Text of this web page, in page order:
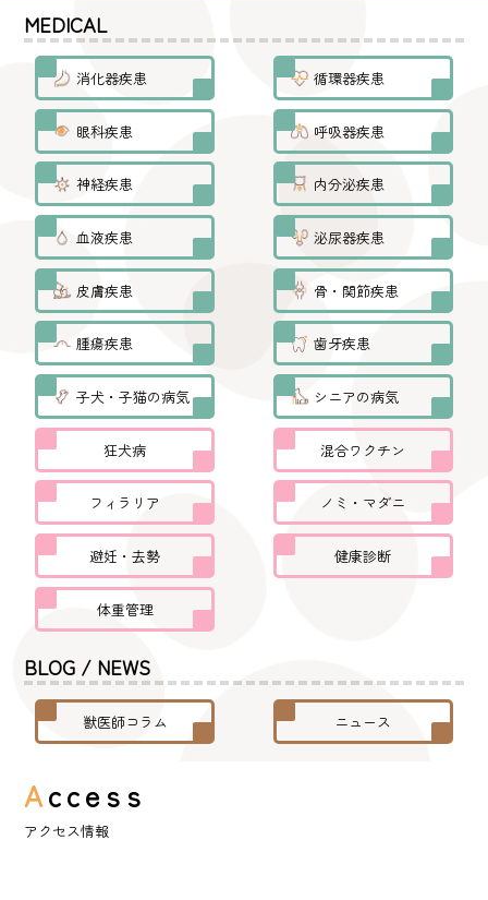
MEDICAL
消化器疾患 循環器疾患
眼科疾患 呼吸器疾患
神経疾患 内分泌疾患
血液疾患 泌尿器疾患
皮膚疾患 骨・関節疾患
腫瘍疾患 歯牙疾患
子犬・子猫の病気 シニアの病気
狂犬病 混合ワクチン
フィラリア ノミ・マダニ
避妊・去勢 健康診断
体重管理
BLOG / NEWS
獣医師コラム ニュース
Access
アクセス情報